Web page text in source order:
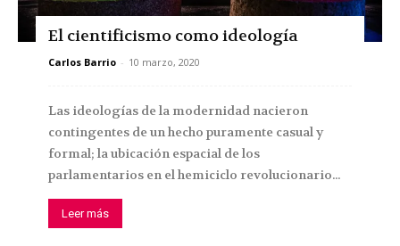
El cientificismo como ideología
Carlos Barrio - 10 marzo, 2020
Las ideologías de la modernidad nacieron
contingentes de un hecho puramente casual y
formal; la ubicación espacial de los
parlamentarios en el hemiciclo revolucionario...
Leer más